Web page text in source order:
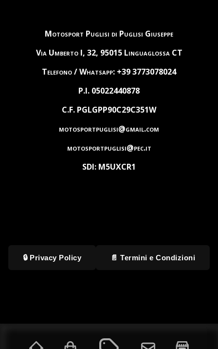
Motosport Puglisi di Puglisi Giuseppe
Via Umberto I, 32, 95015 Linguaglossa CT
Telefono / Whatsapp: +39 3773078024
P.I. 05022440878
C.F. PGLGPP90C29C351W
motosportpuglisi@gmail.com
motosportpuglisi@pec.it
SDI: M5UXCR1
🔒 Privacy Policy 📄 Termini e Condizioni